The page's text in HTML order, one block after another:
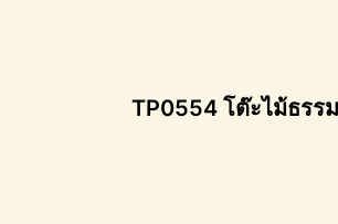
TP0554 โต๊ะไม้ธรร